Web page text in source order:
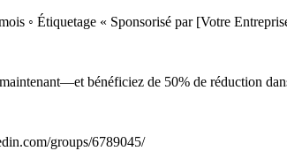
◦ Étiquetage « Sponsorisé par [Votre
bénéficiez de 50% de réduction
groups/6789045/